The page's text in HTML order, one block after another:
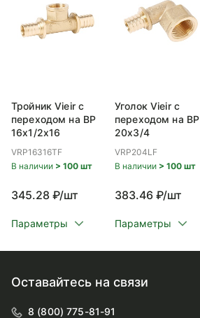
Тройник Vieir с
переходом на ВР
16x1/2x16
VRP16316TF
В наличии > 100 шт
345.28 ₽/шт
Параметры
Уголок Vieir с
переходом на ВР
20x3/4
VRP204LF
В наличии > 100 шт
383.46 ₽/шт
Параметры
Оставайтесь на связи
8 (800) 775-81-91